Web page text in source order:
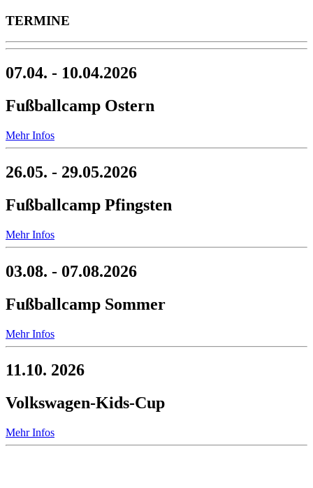
TERMINE
07.04. - 10.04.2026
Fußballcamp Ostern
Mehr Infos
26.05. - 29.05.2026
Fußballcamp Pfingsten
Mehr Infos
03.08. - 07.08.2026
Fußballcamp Sommer
Mehr Infos
11.10. 2026
Volkswagen-Kids-Cup
Mehr Infos